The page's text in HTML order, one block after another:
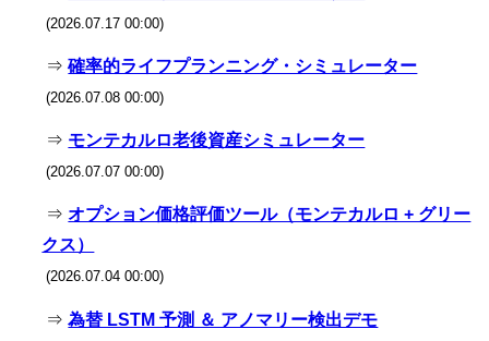
(2026.07.17 00:00)
⇒確率的ライフプランニング・シミュレーター
(2026.07.08 00:00)
⇒ モンテカルロ老後資産シミュレーター
(2026.07.07 00:00)
⇒オプション価格評価ツール（モンテカルロ + グリー
クス）
(2026.07.04 00:00)
⇒為替 LSTM 予測 ＆ アノマリー検出デモ